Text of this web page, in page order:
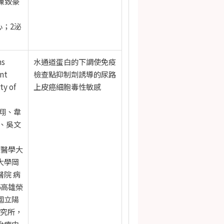
2泌
of
、韋
吳文
學大
學岡
院 病
雄榮
立陽
所，
水通道蛋白的下調使免疫
檢查點抑制劑誘導的尿路
上皮癌細胞毒性敏感